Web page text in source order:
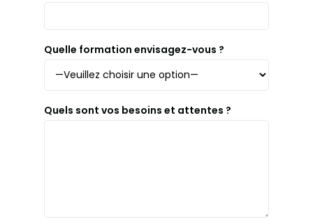
Quelle formation envisagez-vous ?
Quels sont vos besoins et attentes ?